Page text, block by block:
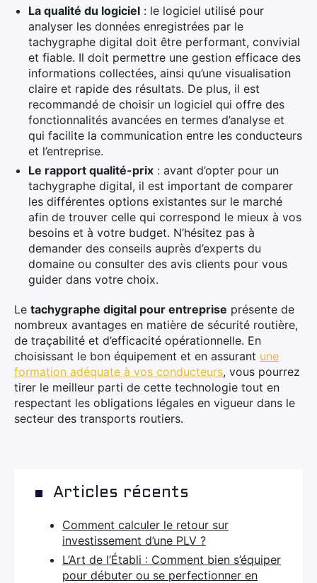
La qualité du logiciel : le logiciel utilisé pour
analyser les données enregistrées par le
tachygraphe digital doit être performant, convivial
et fiable. Il doit permettre une gestion efficace des
informations collectées, ainsi qu’une visualisation
claire et rapide des résultats. De plus, il est
recommandé de choisir un logiciel qui offre des
fonctionnalités avancées en termes d’analyse et
qui facilite la communication entre les conducteurs
et l’entreprise.
Le rapport qualité-prix : avant d’opter pour un
tachygraphe digital, il est important de comparer
les différentes options existantes sur le marché
afin de trouver celle qui correspond le mieux à vos
besoins et à votre budget. N’hésitez pas à
demander des conseils auprès d’experts du
domaine ou consulter des avis clients pour vous
guider dans votre choix.
Le tachygraphe digital pour entreprise présente de
nombreux avantages en matière de sécurité routière,
de traçabilité et d’efficacité opérationnelle. En
choisissant le bon équipement et en assurant une
formation adéquate à vos conducteurs, vous pourrez
tirer le meilleur parti de cette technologie tout en
respectant les obligations légales en vigueur dans le
secteur des transports routiers.
Articles récents
Comment calculer le retour sur
investissement d’une PLV ?
L’Art de l’Établi : Comment bien s’équiper
pour débuter ou se perfectionner en